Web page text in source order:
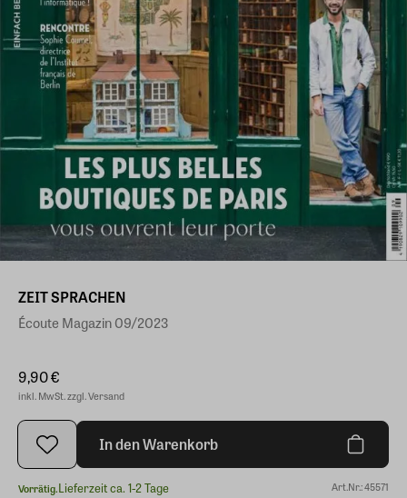
ZEIT SPRACHEN
Écoute Magazin 09/2023
9,90 €
inkl. MwSt. zzgl. Versand
In den Warenkorb
Vorrätig.Lieferzeit ca. 1-2 Tage Art.Nr.: 45571